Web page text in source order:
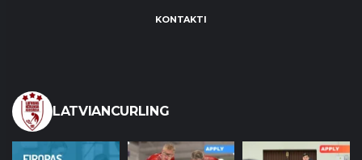
KONTAKTI
LATVIANCURLING